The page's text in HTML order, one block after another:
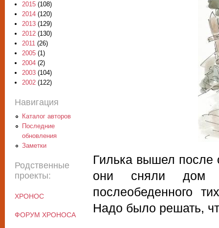
Гилька вышел после
они сняли дом
послеобеденного
Надо было решать,
2015 (108)
2014 (120)
2013 (129)
2012 (130)
2011 (26)
2005 (1)
2004 (2)
2003 (104)
2002 (122)
Навигация
Каталог авторов
Последние
обновления
Заметки
Родственные
проекты:
ХРОНОС
ФОРУМ ХРОНОСА